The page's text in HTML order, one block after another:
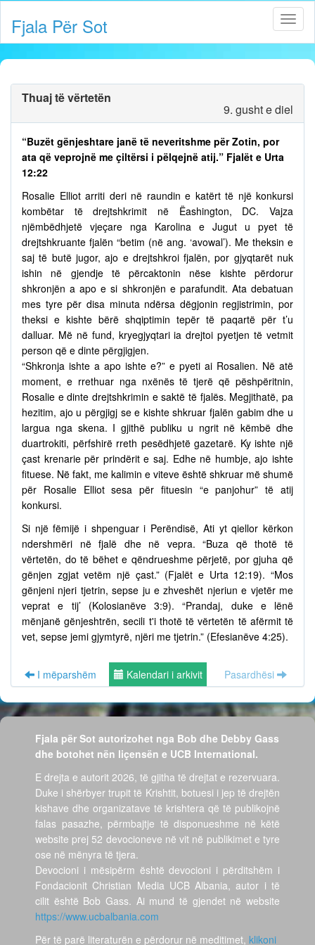
Fjala Për Sot
Thuaj të vërtetën
9. gusht e diel
“Buzët gënjeshtare janë të neveritshme për Zotin, por
ata që veprojnë me çiltërsi i pëlqejnë atij.” Fjalët e Urta
12:22
Rosalie Elliot arriti deri në raundin e katërt të një konkursi
kombëtar të drejtshkrimit në Ëashington, DC. Vajza
njëmbëdhjetë vjeçare nga Karolina e Jugut u pyet të
drejtshkruante fjalën “betim (në ang. ‘avowal’). Me theksin e
saj të butë jugor, ajo e drejtshkroi fjalën, por gjyqtarët nuk
ishin në gjendje të përcaktonin nëse kishte përdorur
shkronjën a apo e si shkronjën e parafundit. Ata debatuan
mes tyre për disa minuta ndërsa dëgjonin regjistrimin, por
theksi e kishte bërë shqiptimin tepër të paqartë për t’u
dalluar. Më në fund, kryegjyqtari ia drejtoi pyetjen të vetmit
person që e dinte përgjigjen.
“Shkronja ishte a apo ishte e?” e pyeti ai Rosalien. Në atë
moment, e rrethuar nga nxënës të tjerë që pëshpëritnin,
Rosalie e dinte drejtshkrimin e saktë të fjalës. Megjithatë, pa
hezitim, ajo u përgjigj se e kishte shkruar fjalën gabim dhe u
largua nga skena. I gjithë publiku u ngrit në këmbë dhe
duartrokiti, përfshirë rreth pesëdhjetë gazetarë. Ky ishte një
çast krenarie për prindërit e saj. Edhe në humbje, ajo ishte
fituese. Në fakt, me kalimin e viteve është shkruar më shumë
për Rosalie Elliot sesa për fituesin “e panjohur” të atij
konkursi.
Si një fëmijë i shpenguar i Perëndisë, Ati yt qiellor kërkon
ndershmëri në fjalë dhe në vepra. “Buza që thotë të
vërtetën, do të bëhet e qëndrueshme përjetë, por gjuha që
gënjen zgjat vetëm një çast.” (Fjalët e Urta 12:19). “Mos
gënjeni njeri tjetrin, sepse ju e zhveshët njeriun e vjetër me
veprat e tij’ (Kolosianëve 3:9). “Prandaj, duke e lënë
mënjanë gënjeshtrën, secili t'i thotë të vërtetën të afërmit të
vet, sepse jemi gjymtyrë, njëri me tjetrin.” (Efesianëve 4:25).
I mëparshëm Kalendari i arkivit Pasardhësi
Fjala për Sot autorizohet nga Bob dhe Debby Gass
dhe botohet nën liçensën e UCB International.
E drejta e autorit 2026, të gjitha të drejtat e rezervuara.
Duke i shërbyer trupit të Krishtit, botuesi i jep të drejtën
kishave dhe organizatave të krishtera që të publikojnë
falas pasazhe, përmbajtje të disponueshme në këtë
website prej 52 devocioneve në vit në publikimet e tyre
ose në mënyra të tjera.
Devocioni i mësipërm është devocioni i përditshëm i
Fondacionit Christian Media UCB Albania, autor i të
cilit është Bob Gass. Ai mund të gjendet në website
https://www.ucbalbania.com
Për të parë literaturën e përdorur në meditimet, klikoni